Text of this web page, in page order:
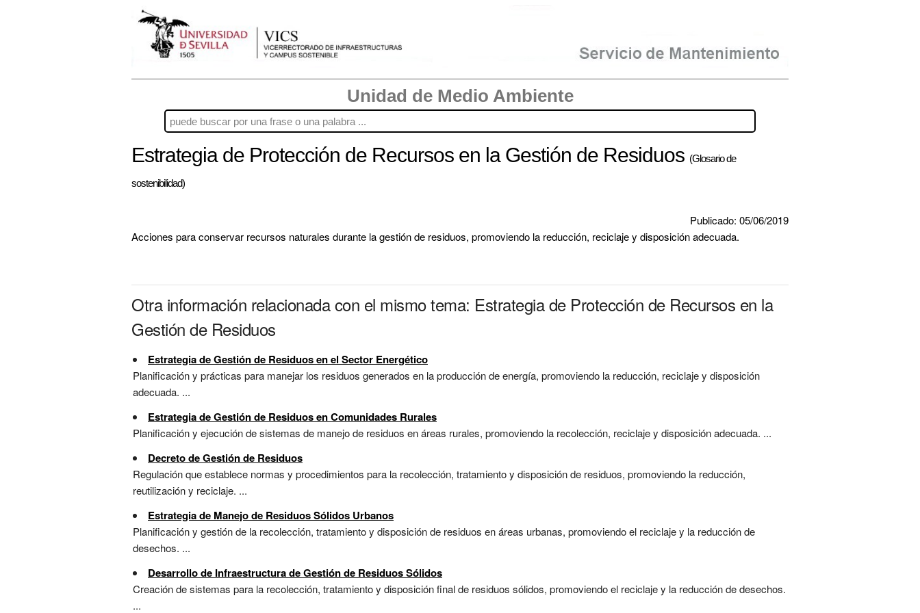
Unidad de Medio Ambiente
Estrategia de Protección de Recursos en la Gestión de Residuos (Glosario de
sostenibilidad)
Publicado: 05/06/2019
Acciones para conservar recursos naturales durante la gestión de residuos, promoviendo la reducción, reciclaje y disposición adecuada.
Otra información relacionada con el mismo tema: Estrategia de Protección de Recursos en la
Gestión de Residuos
Estrategia de Gestión de Residuos en el Sector Energético
Planificación y prácticas para manejar los residuos generados en la producción de energía, promoviendo la reducción, reciclaje y disposición
adecuada. ...
Estrategia de Gestión de Residuos en Comunidades Rurales
Planificación y ejecución de sistemas de manejo de residuos en áreas rurales, promoviendo la recolección, reciclaje y disposición adecuada. ...
Decreto de Gestión de Residuos
Regulación que establece normas y procedimientos para la recolección, tratamiento y disposición de residuos, promoviendo la reducción,
reutilización y reciclaje. ...
Estrategia de Manejo de Residuos Sólidos Urbanos
Planificación y gestión de la recolección, tratamiento y disposición de residuos en áreas urbanas, promoviendo el reciclaje y la reducción de
desechos. ...
Desarrollo de Infraestructura de Gestión de Residuos Sólidos
Creación de sistemas para la recolección, tratamiento y disposición final de residuos sólidos, promoviendo el reciclaje y la reducción de desechos.
...